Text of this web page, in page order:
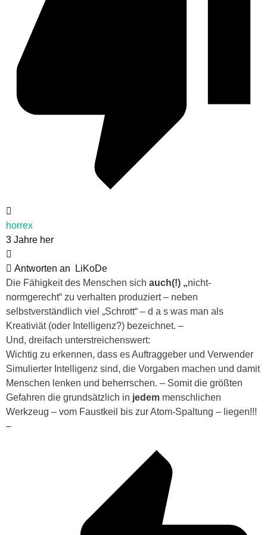
horrex
3 Jahre her
Antworten an
LiKoDe
Die Fähigkeit des Menschen sich auch(!) „nicht-
normgerecht“ zu verhalten produziert – neben
selbstverständlich viel „Schrott“ – d a s was man als
Kreativiät (oder Intelligenz?) bezeichnet. –
Und, dreifach unterstreichenswert:
Wichtig zu erkennen, dass esAuftraggeber und Verwender
Simulierter Intelligenz sind, die Vorgaben machen und damit
Menschen lenken und beherrschen. – Somit die größten
Gefahren die grundsätzlich in jedem menschlichen
Werkzeug – vom Faustkeil bis zur Atom-Spaltung – liegen!!!
–